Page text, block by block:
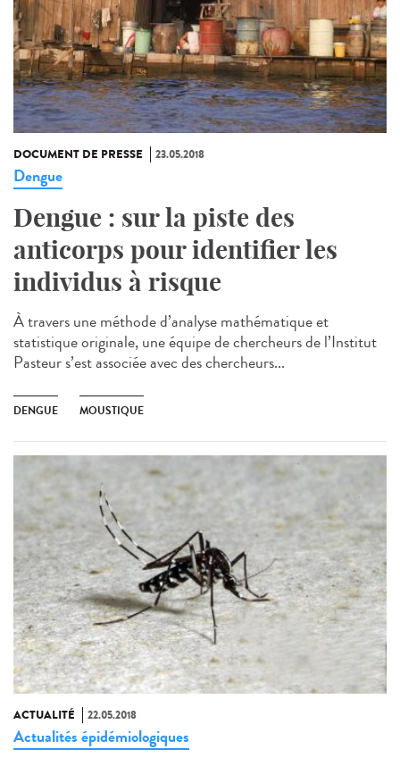
DOCUMENT DE PRESSE 23.05.2018
Dengue
Dengue : sur la piste des
anticorps pour identifier les
individus à risque
À travers une méthode d’analyse mathématique et
statistique originale, une équipe de chercheurs de l’Institut
Pasteur s’est associée avec des chercheurs...
DENGUE MOUSTIQUE
ACTUALITÉ 22.05.2018
Actualités épidémiologiques